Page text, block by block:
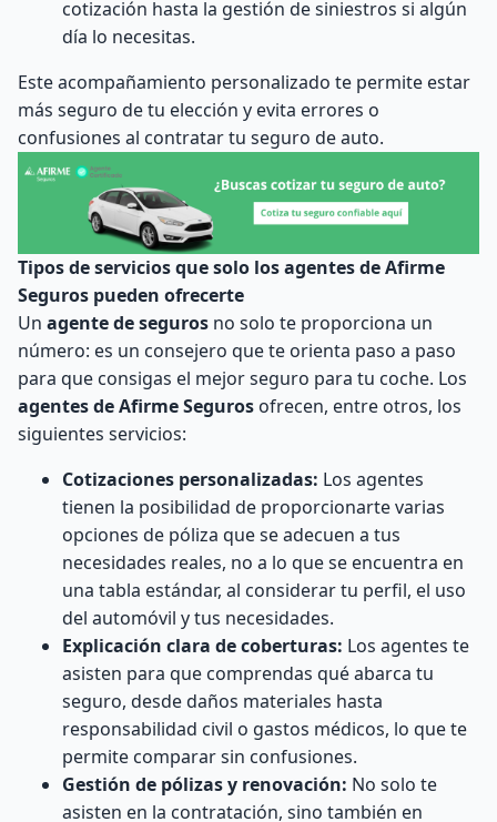
cotización hasta la gestión de siniestros si algún
día lo necesitas.
Este acompañamiento personalizado te permite estar
más seguro de tu elección y evita errores o
confusiones al contratar tu seguro de auto.
Tipos de servicios que solo los agentes de Afirme
Seguros pueden ofrecerte
Un agente de seguros no solo te proporciona un
número: es un consejero que te orienta paso a paso
para que consigas el mejor seguro para tu coche. Los
agentes de Afirme Seguros ofrecen, entre otros, los
siguientes servicios:
Cotizaciones personalizadas: Los agentes
tienen la posibilidad de proporcionarte varias
opciones de póliza que se adecuen a tus
necesidades reales, no a lo que se encuentra en
una tabla estándar, al considerar tu perfil, el uso
del automóvil y tus necesidades.
Explicación clara de coberturas: Los agentes te
asisten para que comprendas qué abarca tu
seguro, desde daños materiales hasta
responsabilidad civil o gastos médicos, lo que te
permite comparar sin confusiones.
Gestión de pólizas y renovación: No solo te
asisten en la contratación, sino también en